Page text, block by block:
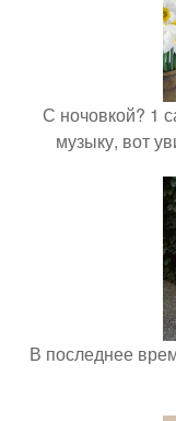
С ночовкой? 1
музыку, вот
В последнее